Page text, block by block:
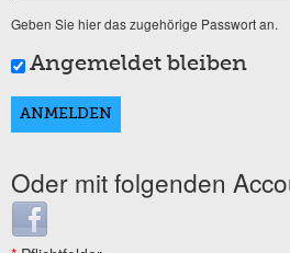
Geben Sie hier das zugehörige Passwort an.
Angemeldet bleiben
Oder mit folgenden
Login with Facebook